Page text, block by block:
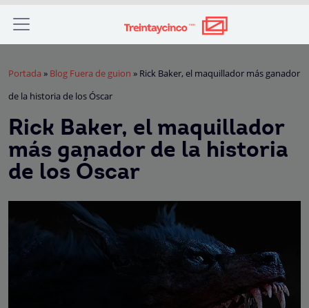
Portada » Blog Fuera de guion » Rick Baker, el maquillador más ganador
de la historia de los Óscar
Rick Baker, el maquillador
más ganador de la historia
de los Óscar